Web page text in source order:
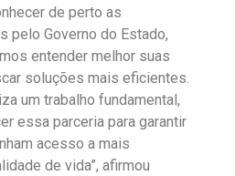
de perto as
pelo Governo do Estado,
entender melhor suas
soluções mais eficientes.
um trabalho fundamental,
essa parceria para garantir
acesso a mais
de vida”, afirmou